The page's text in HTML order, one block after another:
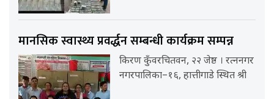
मानसिक स्वास्थ्य प्रवर्द्धन सम्बन्धी कार्यक्रम सम्पन्न
किरण कुँवरचितवन, २२ जेष्ठ । रत्ननगर
नगरपालिका–१६, हात्तीगाडे स्थित श्री